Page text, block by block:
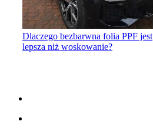
Dlaczego bezbarwna folia PPF jest
lepsza niż woskowanie?